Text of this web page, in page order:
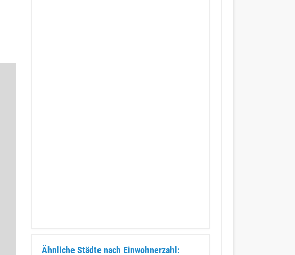
Ähnliche Städte nach Einwohnerzahl: